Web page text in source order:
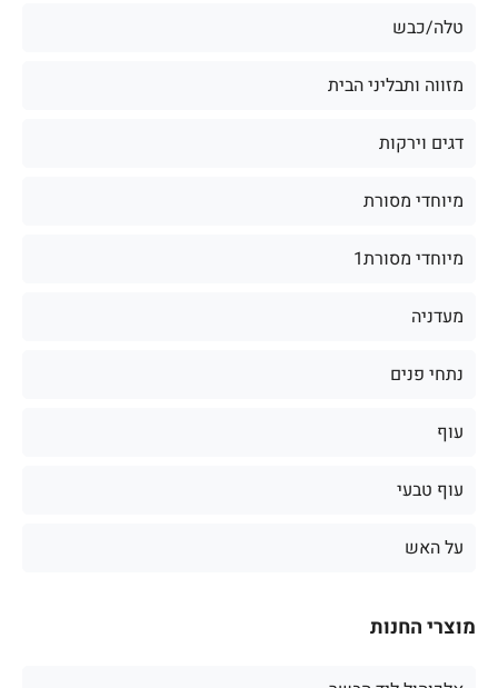
טלה/כבש
מזווה ותבליני הבית
דגים וירקות
מיוחדי מסורת
מיוחדי מסורת1
מעדניה
נתחי פנים
עוף
עוף טבעי
על האש
מוצרי החנות